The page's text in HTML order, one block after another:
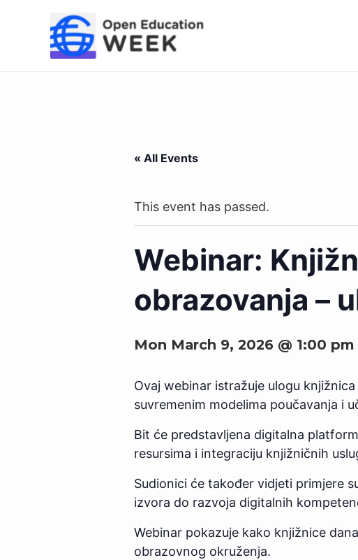
« All Events
This event has passed.
Webinar:
obrazovanja –
Mon March 9, 2026 @ 1:00 pm
Ovaj webinar istražuje ulogu
suvremenim modelima poučavanja i
Bit će predstavljena digitalna
resursima i integraciju knjižničnih
Sudionici će također vidjeti primjere
izvora do razvoja digitalnih
Webinar pokazuje kako knjižnice
obrazovnog okruženja.